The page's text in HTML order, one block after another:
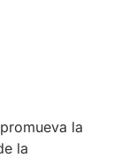
la
la